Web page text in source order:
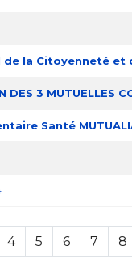
la Citoyenneté et
DES 3 MUTUELLES
Santé
4 5 6 7 8